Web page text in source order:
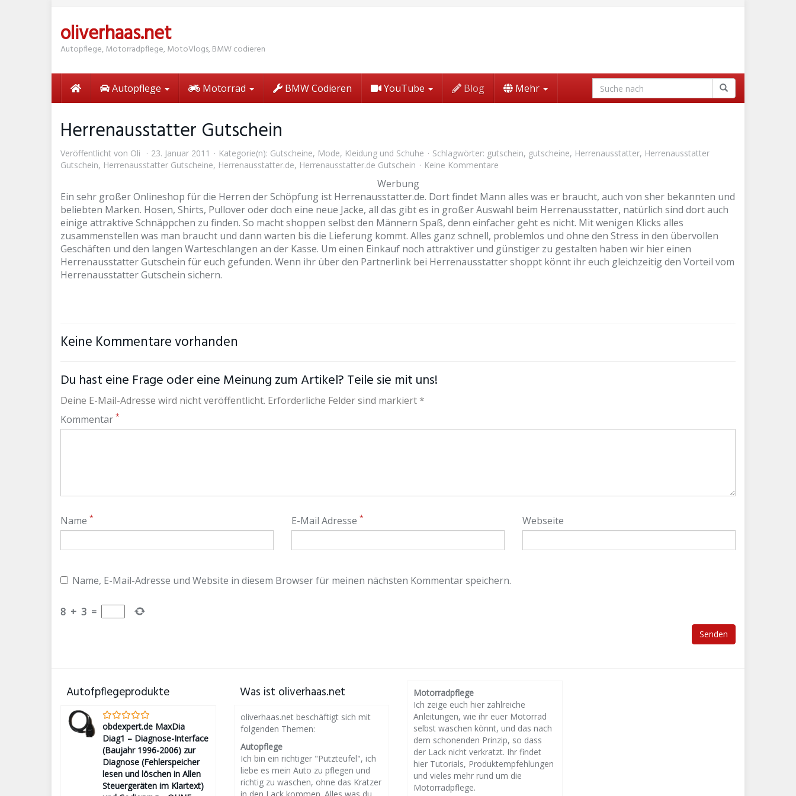
oliverhaas.net
Autopflege, Motorradpflege, MotoVlogs, BMW codieren
Autopflege Motorrad BMW Codieren YouTube Blog Mehr
Herrenausstatter Gutschein
Veröffentlicht von Oli 23. Januar 2011 Kategorie(n): Gutscheine, Mode, Kleidung und Schuhe Schlagwörter: gutschein, gutscheine, Herrenausstatter, Herrenausstatter
Gutschein, Herrenausstatter Gutscheine, Herrenausstatter.de, Herrenausstatter.de Gutschein Keine Kommentare
Werbung
Ein sehr großer Onlineshop für die Herren der Schöpfung ist Herrenausstatter.de. Dort findet Mann alles was er braucht, auch von sher bekannten und
beliebten Marken. Hosen, Shirts, Pullover oder doch eine neue Jacke, all das gibt es in großer Auswahl beim Herrenausstatter, natürlich sind dort auch
einige attraktive Schnäppchen zu finden. So macht shoppen selbst den Männern Spaß, denn einfacher geht es nicht. Mit wenigen Klicks alles
zusammenstellen was man braucht und dann warten bis die Lieferung kommt. Alles ganz schnell, problemlos und ohne den Stress in den übervollen
Geschäften und den langen Warteschlangen an der Kasse. Um einen Einkauf noch attraktiver und günstiger zu gestalten haben wir hier einen
Herrenausstatter Gutschein für euch gefunden. Wenn ihr über den Partnerlink bei Herrenausstatter shoppt könnt ihr euch gleichzeitig den Vorteil vom
Herrenausstatter Gutschein sichern.
Keine Kommentare vorhanden
Du hast eine Frage oder eine Meinung zum Artikel? Teile sie mit uns!
Deine E-Mail-Adresse wird nicht veröffentlicht. Erforderliche Felder sind markiert *
Kommentar *
Name * E-Mail Adresse * Webseite
Name, E-Mail-Adresse und Website in diesem Browser für meinen nächsten Kommentar speichern.
8 + 3 =
Autofpflegeprodukte
obdexpert.de MaxDia
Diag1 – Diagnose-Interface
(Baujahr 1996-2006) zur
Diagnose (Fehlerspeicher
lesen und löschen in Allen
Steuergeräten im Klartext)
Was ist oliverhaas.net
oliverhaas.net beschäftigt sich mit
folgenden Themen:
Autopflege
Ich bin ein richtiger "Putzteufel", ich
liebe es mein Auto zu pflegen und
richtig zu waschen, ohne das Kratzer
Motorradpflege
Ich zeige euch hier zahlreiche
Anleitungen, wie ihr euer Motorrad
selbst waschen könnt, und das nach
dem schonenden Prinzip, so dass
der Lack nicht verkratzt. Ihr findet
hier Tutorials, Produktempfehlungen
und vieles mehr rund um die
Motorradpflege.